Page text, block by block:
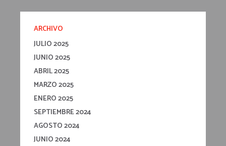
ARCHIVO
JULIO 2025
JUNIO 2025
ABRIL 2025
MARZO 2025
ENERO 2025
SEPTIEMBRE 2024
AGOSTO 2024
JUNIO 2024